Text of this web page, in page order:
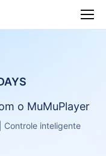
o MuMuPlayer
Controle inteligente